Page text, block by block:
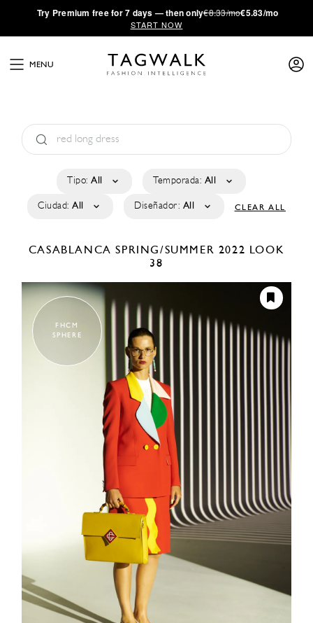
·Try Premium free for 7 days — then only€8.33/mo€5.83/mo
START NOW
MENU
Tipo: All Temporada: All
Ciudad: All Diseñador: All CLEAR ALL
CASABLANCASPRING/SUMMER 2022 LOOK
38
FHCM
SPHERE